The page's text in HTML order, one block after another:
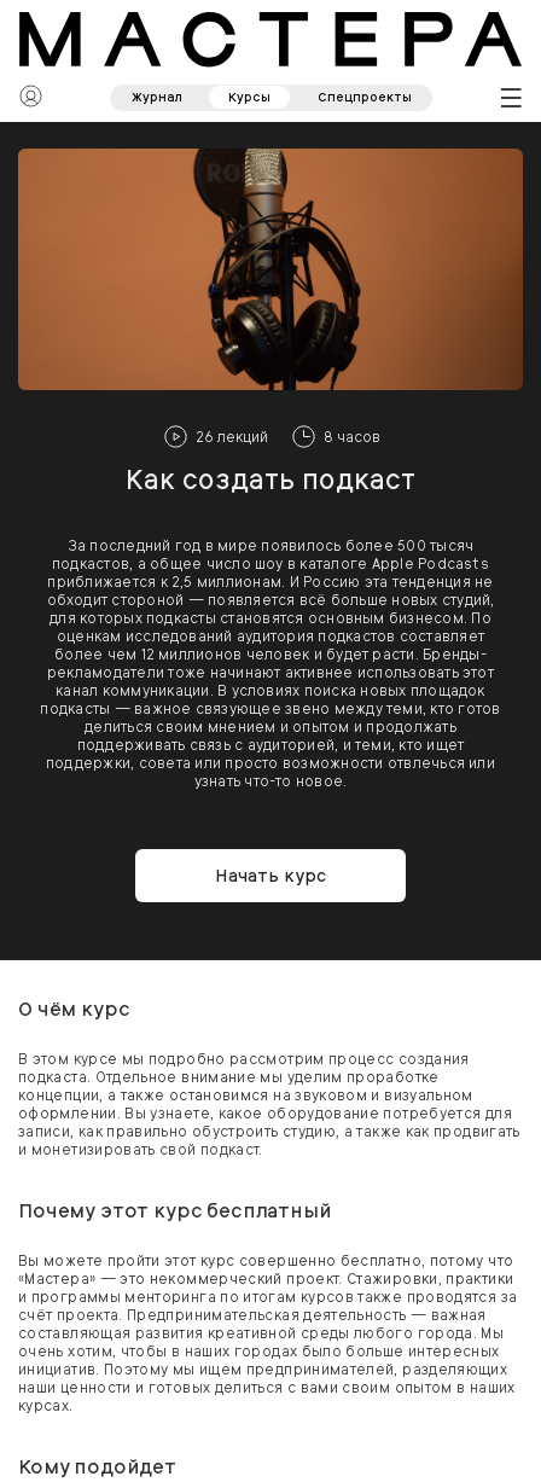
Журнал Курсы Спецпроекты
26 лекций 8 часов
Как создать подкаст
За последний год в мире появилось более 500 тысяч
подкастов, а общее число шоу в каталоге Apple Podcasts
приближается к 2,5 миллионам. И Россию эта тенденция не
обходит стороной — появляется всё больше новых студий,
для которых подкасты становятся основным бизнесом. По
оценкам исследований аудитория подкастов составляет
более чем 12 миллионов человек и будет расти. Бренды-
рекламодатели тоже начинают активнее использовать этот
канал коммуникации. В условиях поиска новых площадок
подкасты — важное связующее звено между теми, кто готов
делиться своим мнением и опытом и продолжать
поддерживать связь с аудиторией, и теми, кто ищет
поддержки, совета или просто возможности отвлечься или
узнать что-то новое.
Начать курс
О чём курс
В этом курсе мы подробно рассмотрим процесс создания
подкаста. Отдельное внимание мы уделим проработке
концепции, а также остановимся на звуковом и визуальном
оформлении. Вы узнаете, какое оборудование потребуется для
записи, как правильно обустроить студию, а также как продвигать
и монетизировать свой подкаст.
Почему этот курс бесплатный
Вы можете пройти этот курс совершенно бесплатно, потому что
«Мастера» — это некоммерческий проект. Стажировки, практики
и программы менторинга по итогам курсов также проводятся за
счёт проекта. Предпринимательская деятельность — важная
составляющая развития креативной среды любого города. Мы
очень хотим, чтобы в наших городах было больше интересных
инициатив. Поэтому мы ищем предпринимателей, разделяющих
наши ценности и готовых делиться с вами своим опытом в наших
курсах.
Кому подойдет